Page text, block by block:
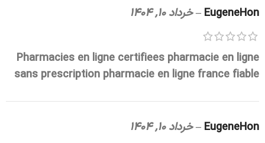
EugeneHon
–خرداد 10, 1404
Pharmacies en ligne certifiees pharmacie en ligne
sans prescription pharmacie en ligne france fiable
EugeneHon
–خرداد 10, 1404